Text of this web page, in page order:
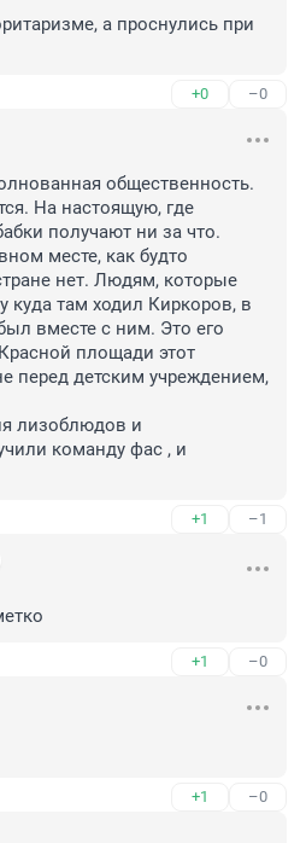
а проснулись при
+0 –0
общественность.
На настоящую, где
получают ни за что.
месте, как будто
нет. Людям, которые
куда там ходил Киркоров, в
вместе с ним. Это его
площади этот
перед детским учреждением,
лизоблюдов и
команду фас , и
+1 –1
+1 –0
+1 –0